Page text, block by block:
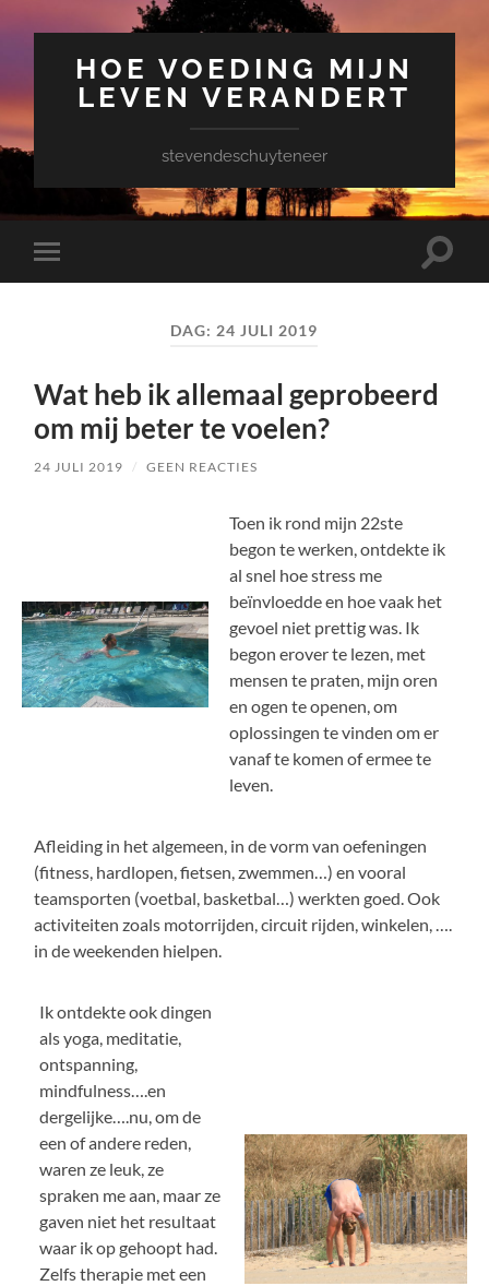
HOE VOEDING MIJN
LEVEN VERANDERT
stevendeschuyteneer
Toggle
mobiel
Toggle
DAG: 24 JULI 2019
Wat heb ik allemaal geprobeerd
om mij beter te voelen?
24 JULI 2019 / GEEN REACTIES
Toen ik rond mijn 22ste
begon te werken, ontdekte ik
al snel hoe stress me
beïnvloedde en hoe vaak het
gevoel niet prettig was. Ik
begon erover te lezen, met
mensen te praten, mijn oren
en ogen te openen, om
oplossingen te vinden om er
vanaf te komen of ermee te
leven.
Afleiding in het algemeen, in de vorm van oefeningen
(fitness, hardlopen, fietsen, zwemmen…) en vooral
teamsporten (voetbal, basketbal…) werkten goed. Ook
activiteiten zoals motorrijden, circuit rijden, winkelen, ….
in de weekenden hielpen.
Ik ontdekte ook dingen
als yoga, meditatie,
ontspanning,
mindfulness….en
dergelijke….nu, om de
een of andere reden,
waren ze leuk, ze
spraken me aan, maar ze
gaven niet het resultaat
waar ik op gehoopt had.
Zelfs therapie met een